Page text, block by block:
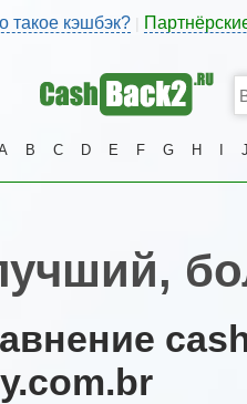
такое кэшбэк?
B C D E F G H